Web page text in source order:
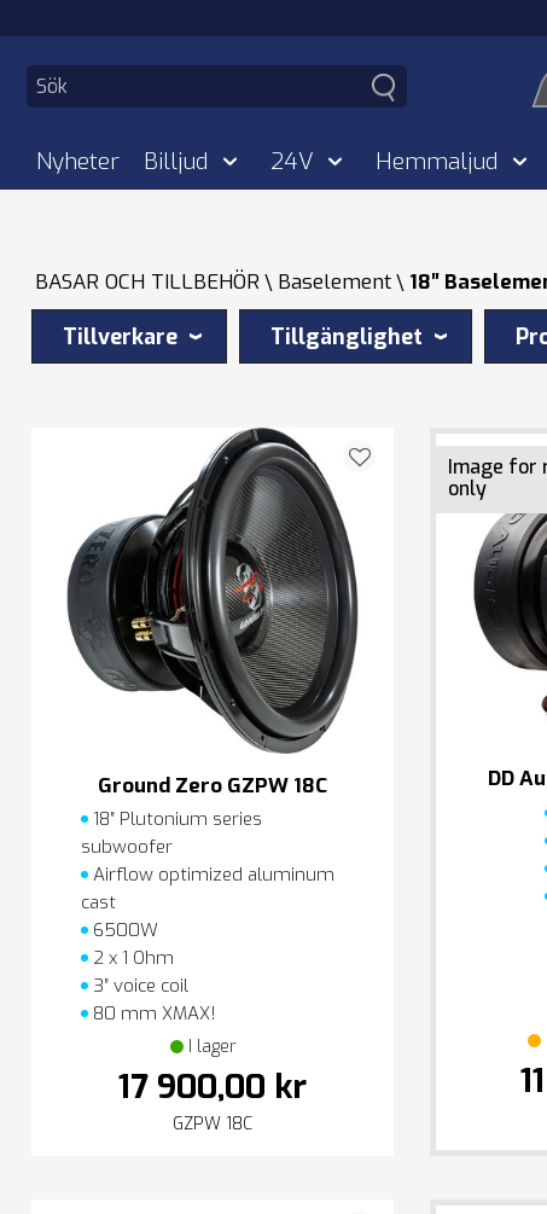
Nyheter Billjud 24V Hemmaljud
BASAR OCH TILLBEHÖR Baselement 18″
Tillverkare Tillgänglighet
Ground Zero GZPW 18C
18″ Plutonium series
subwoofer
Airflow optimized aluminum
cast
6500W
2 x 1 Ohm
3″ voice coil
80 mm XMAX!
I lager
17 900,00 kr
GZPW 18C
Image for
only
DD